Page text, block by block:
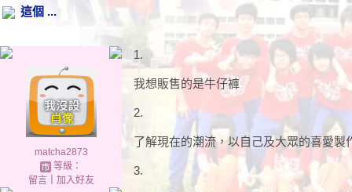
這個 ...
matcha2873
等級：
留言｜ 加入好友
1.
我想販售的是牛仔褲
2.
了解現在的潮流，以自己及大眾的喜愛製
3.